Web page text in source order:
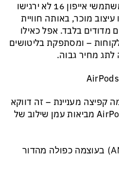
אבל בשורה התחתונה? משתמשי אייפון 16 לא ירגישו
עיצוב מוכר, באותה חוויית
מדודים בלבד. אפל כאילו
– ומסתפקת בליטושים
לתג מחיר גבוה.
קפיצה מעניינת – זה דווקא
בתחום השמע. AirPods Pro 3 מביאות עמן שילוב של
ביטול רעשים (ANC) בעוצמה כפולה מהדור